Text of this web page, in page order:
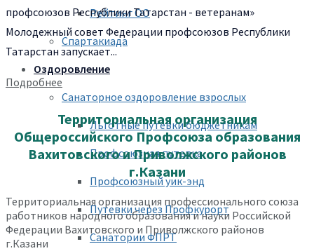
Рейтинг ОО
Спартакиада
Оздоровление
Санаторное оздоровление взрослых
Льготные путевки бюджетникам
Профсоюзная путевка
Профсоюзный уик-энд
Путевки через Профкурорт
Санатории ФПРТ
профсоюзов Республики Татарстан - ветеранам»
Молодежный совет Федерации профсоюзов Республики
Татарстан запускает...
Подробнее
Территориальная организация
Общероссийского Профсоюза образования
Вахитовского и Приволжского районов
г.Казани
Территориальная организация профессионального союза
работников народного образования и науки Российской
Федерации Вахитовского и Приволжского районов
г.Казани